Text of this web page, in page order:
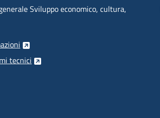
Sviluppo economico, cultura,
tecnici